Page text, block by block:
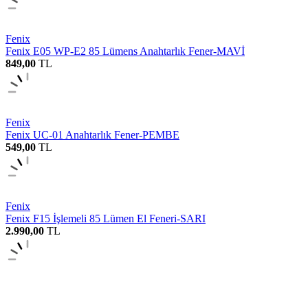
Fenix
Fenix E05 WP-E2 85 Lümens Anahtarlık Fener-MAVİ
849,00 TL
Fenix
Fenix UC-01 Anahtarlık Fener-PEMBE
549,00 TL
Fenix
Fenix F15 İşlemeli 85 Lümen El Feneri-SARI
2.990,00 TL